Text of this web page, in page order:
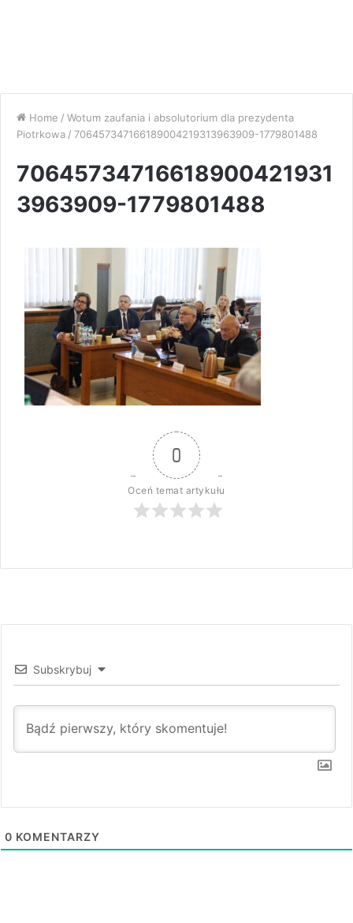
Home / Wotum zaufania i absolutorium dla prezydenta
Piotrkowa / 706457347166189004219313963909-1779801488
70645734716618900421931
3963909-1779801488
0
Oceń temat artykułu
Subskrybuj
0 KOMENTARZY